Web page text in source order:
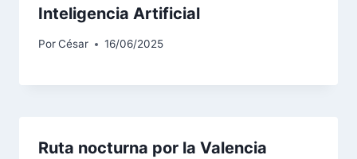
Inteligencia Artificial
PorCésar 16/06/2025
Ruta nocturna por la Valencia